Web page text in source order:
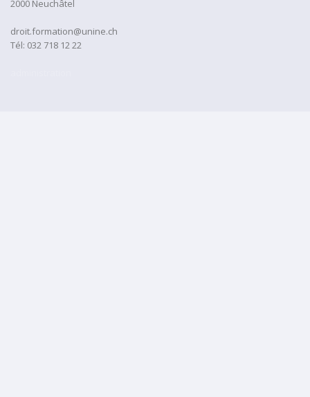
2000 Neuchâtel
droit.formation@unine.ch
Tél: 032 718 12 22